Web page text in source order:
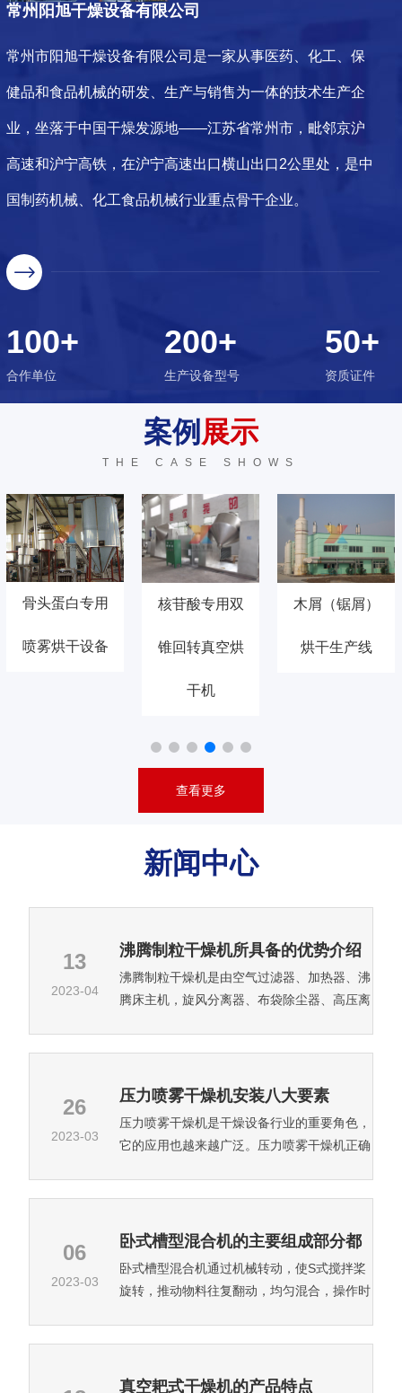
常州阳旭干燥设备有限公司
常州市阳旭干燥设备有限公司是一家从事医药、化工、保
健品和食品机械的研发、生产与销售为一体的技术生产企
业，坐落于中国干燥发源地——江苏省常州市，毗邻京沪
高速和沪宁高铁，在沪宁高速出口横山出口2公里处，是中
国制药机械、化工食品机械行业重点骨干企业。
100+
合作单位
200+
生产设备型号
50+
资质证件
案例 展示
THE CASE SHOWS
骨头蛋白专用
喷雾烘干设备
核苷酸专用双
锥回转真空烘
干机
木屑（锯屑）
烘干生产线
查看更多
新闻中心
13
2023-04
沸腾制粒干燥机所具备的优势介绍
沸腾制粒干燥机是由空气过滤器、加热器、沸
腾床主机，旋风分离器、布袋除尘器、高压离
中...
26
2023-03
压力喷雾干燥机安装八大要素
压力喷雾干燥机是干燥设备行业的重要角色，
它的应用也越来越广泛。压力喷雾干燥机正确
06
2023-03
卧式槽型混合机的主要组成部分都
有哪些？
卧式槽型混合机通过机械转动，使S式搅拌桨
旋转，推动物料往复翻动，均匀混合，操作时
真空耙式干燥机的产品特点